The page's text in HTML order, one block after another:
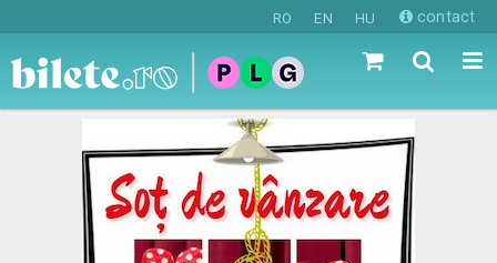
RO EN HU contact